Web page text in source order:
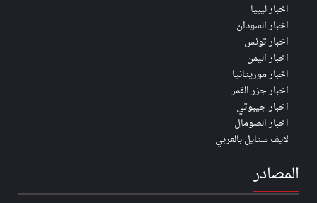
اخبار ليبيا
اخبار السودان
اخبار تونس
اخبار اليمن
اخبار موريتانيا
اخبار جزر القمر
اخبار جيبوتي
اخبار الصومال
لايف ستايل بالعربي
المصادر